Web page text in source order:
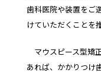
歯科医院や装置をご
けていただくことを
マウスピース型矯
あれば、かかりつけ